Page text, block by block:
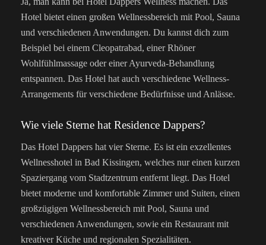
Hotel bietet einen großen Wellnessbereich mit Pool, Sauna
und verschiedenen Anwendungen. Du kannst dich zum
Beispiel bei einem Cleopatrabad, einer Rhöner
Wohlfühlmassage oder einer Ayurveda-Behandlung
entspannen. Das Hotel hat auch verschiedene Wellness-
Arrangements für verschiedene Bedürfnisse und Anlässe.
Wie viele Sterne hat Residence Dappers?
Das Hotel Dappers hat vier Sterne. Es ist ein exzellentes
Wellnesshotel in Bad Kissingen, welches nur einen kurzen
Spaziergang vom Stadtzentrum entfernt liegt. Das Hotel
bietet moderne und komfortable Zimmer und Suiten, einen
großzügigen Wellnessbereich mit Pool, Sauna und
verschiedenen Anwendungen, sowie ein Restaurant mit
kreativer Küche und regionalen Spezialitäten.